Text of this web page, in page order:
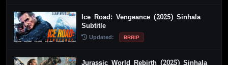
Ice Road: Vengeance (2025) Sinhala
Subtitle
Updated: BRRIP
Jurassic World Rebirth (2025) Sinhala